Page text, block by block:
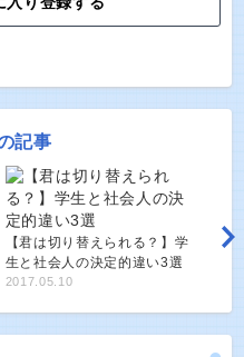
記事
【君は切り替えられる？】学
生と社会人の決定的違い3選
2017.05.10